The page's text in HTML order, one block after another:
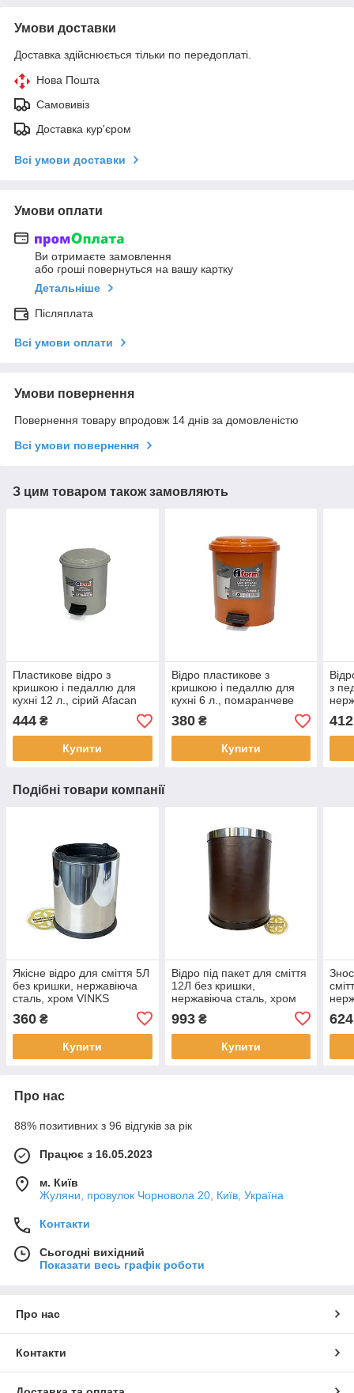
Умови доставки
Доставка здійснюється тільки по передоплаті.
Нова Пошта
Самовивіз
Доставка кур'єром
Всі умови доставки
Умови оплати
Ви отримаєте замовлення
або гроші повернуться на вашу картку
Детальніше
Післяплата
Всі умови оплати
Умови повернення
Повернення товару впродовж 14 днів за домовленістю
Всі умови повернення
З цим товаром також замовляють
Пластикове відро з
кришкою і педаллю для
кухні 12 л., сірий Afacan
444 ₴
Купити
Відро пластикове з
кришкою і педаллю для
кухні 6 л., помаранчеве
380₴
Купити
з
412
Подібні товари компанії
Якісне відро для сміття 5Л
без кришки, нержавіюча
сталь, хром VINKS
360 ₴
Купити
Відро під пакет для сміття
12Л без кришки,
нержавіюча сталь, хром
993₴
Купити
624
Про нас
88% позитивних з 96 відгуків за рік
Працює з 16.05.2023
м. Київ
Жуляни, провулок Чорновола 20, Київ, Україна
Контакти
Сьогодні вихідний
Показати весь графік роботи
Про нас
Контакти